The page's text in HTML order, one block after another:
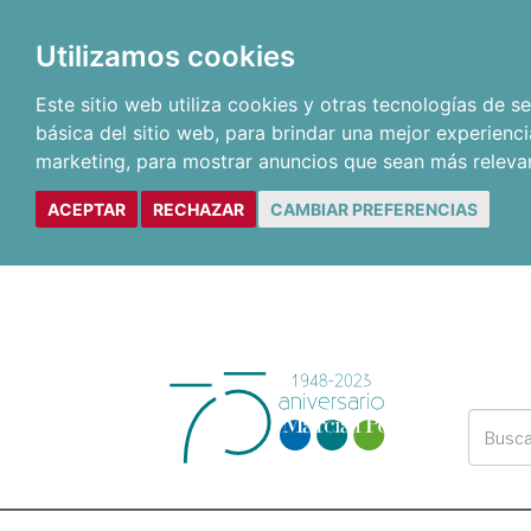
Utilizamos cookies
Este sitio web utiliza cookies y otras tecnologías de
básica del sitio web, para brindar una mejor
marketing, para mostrar anuncios que sean más
ACEPTAR RECHAZAR CAMBIAR PREFERENCIAS